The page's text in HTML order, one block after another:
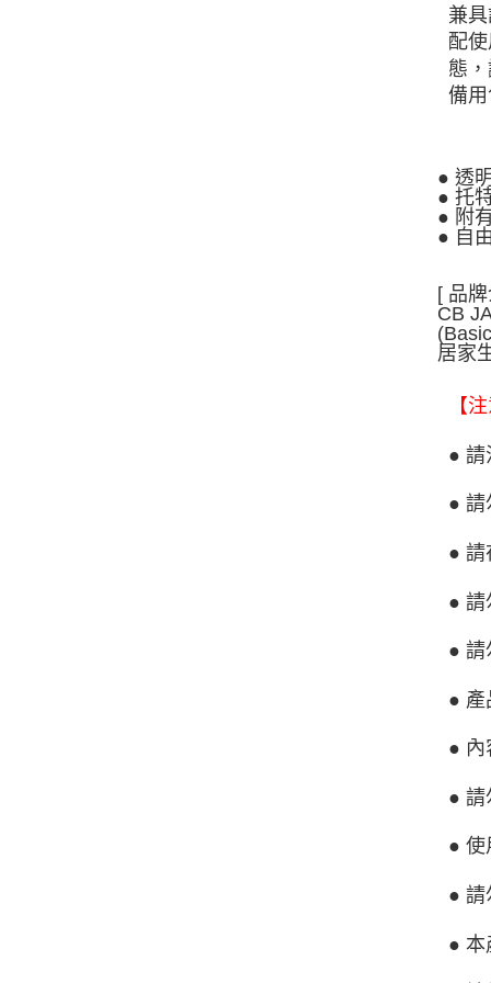
兼
配
態
備
● 透
● 托
● 附
● 自
[ 品
CB
居家
【
● 請
● 請
● 請
● 請
● 請
● 產
● 內
● 請
● 使
● 請
● 本